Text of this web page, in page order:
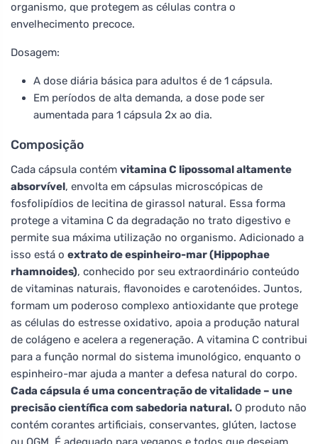
organismo, que protegem as células contra o
envelhecimento precoce.
Dosagem:
A dose diária básica para adultos é de 1 cápsula.
Em períodos de alta demanda, a dose pode ser
aumentada para 1 cápsula 2x ao dia.
Composição
Cada cápsula contém vitamina C lipossomal altamente
absorvível, envolta em cápsulas microscópicas de
fosfolipídios de lecitina de girassol natural. Essa forma
protege a vitamina C da degradação no trato digestivo e
permite sua máxima utilização no organismo. Adicionado a
isso está o extrato de espinheiro-mar (Hippophae
rhamnoides), conhecido por seu extraordinário conteúdo
de vitaminas naturais, flavonoides e carotenóides. Juntos,
formam um poderoso complexo antioxidante que protege
as células do estresse oxidativo, apoia a produção natural
de colágeno e acelera a regeneração. A vitamina C contribui
para a função normal do sistema imunológico, enquanto o
espinheiro-mar ajuda a manter a defesa natural do corpo.
Cada cápsula é uma concentração de vitalidade – une
precisão científica com sabedoria natural. O produto não
contém corantes artificiais, conservantes, glúten, lactose